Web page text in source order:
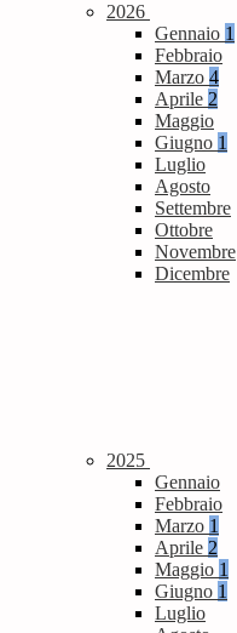
2026
Gennaio 1
Febbraio
Marzo 4
Aprile 2
Maggio
Giugno 1
Luglio
Agosto
Settembre
Ottobre
Novembre
Dicembre
2025
Gennaio
Febbraio
Marzo 1
Aprile 2
Maggio 1
Giugno 1
Luglio